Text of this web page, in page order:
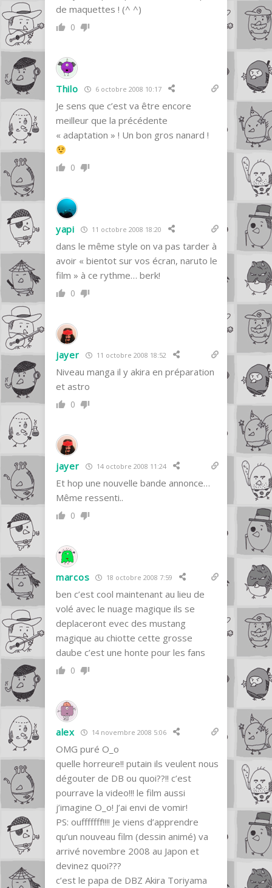
de maquettes ! (^ ^)
0
Thilo 6 octobre 2008 10:17
Je sens que c’est va être encore
meilleur que la précédente
« adaptation » ! Un bon gros nanard !
0
yapi 11 octobre 2008 18:20
dans le même style on va pas tarder à
avoir « bientot sur vos écran, naruto le
film » à ce rythme… berk!
0
jayer 11 octobre 2008 18:52
Niveau manga il y akira en préparation
et astro
0
jayer 14 octobre 2008 11:24
Et hop une nouvelle bande annonce…
Même ressenti..
0
marcos 18 octobre 2008 7:59
ben c’est cool maintenant au lieu de
volé avec le nuage magique ils se
deplaceront evec des mustang
magique au chiotte cette grosse
daube c’est une honte pour les fans
0
alex 14 novembre 2008 5:06
OMG puré O_o
quelle horreure!! putain ils veulent nous
dégouter de DB ou quoi??!! c’est
pourrave la video!!! le film aussi
j’imagine O_o! J’ai envi de vomir!
PS: oufffffff!!!! Je viens d’apprendre
qu’un nouveau film (dessin animé) va
arrivé novembre 2008 au Japon et
devinez quoi???
c’est le papa de DBZ Akira Toriyama